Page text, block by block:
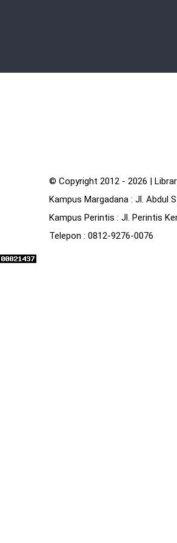
© Copyright 2012 -2026 |
Kampus Margadana : Jl. Abdul
Kampus Perintis : Jl. Perintis
Telepon : 0812-9276-0076